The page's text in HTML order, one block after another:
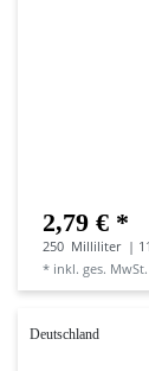
2,79 € *
250 Milliliter |
* inkl. ges. MwSt.
Deutschland